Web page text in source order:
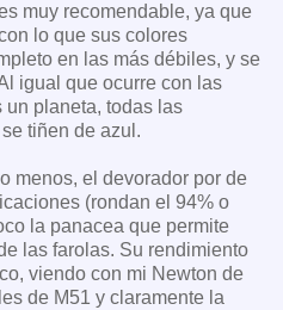
muy recomendable, ya que
lo que sus colores
en las más débiles, y se
igual que ocurre con las
un planeta, todas las
tiñen de azul.
menos, el devorador por de
(rondan el 94% o
la panacea que permite
las farolas. Su rendimiento
viendo con mi Newton de
de M51 y claramente la